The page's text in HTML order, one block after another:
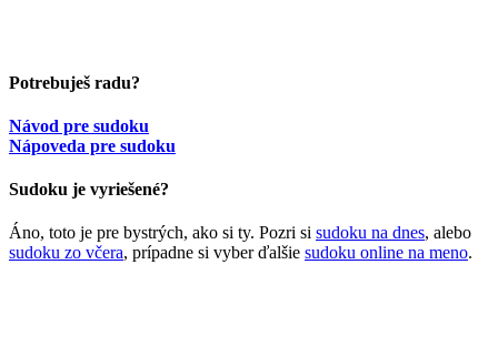
Potrebuješ radu?
Návod pre sudoku
Nápoveda pre sudoku
Sudoku je vyriešené?
Áno, toto je pre bystrých, ako si ty. Pozri si sudoku na dnes, alebo
sudoku zo včera, prípadne si vyber ďalšie sudoku online na meno.